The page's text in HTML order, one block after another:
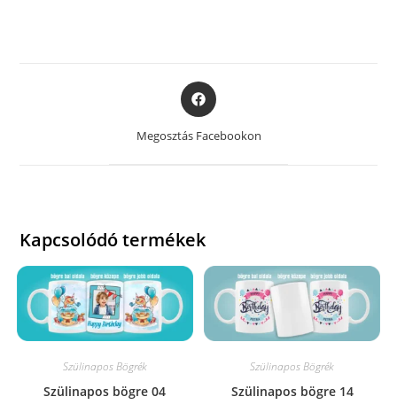
Opens
in
a
new
Megosztás Facebookon
Kapcsolódó termékek
Szülinapos Bögrék
Szülinapos bögre 04
Szülinapos Bögrék
Szülinapos bögre 14